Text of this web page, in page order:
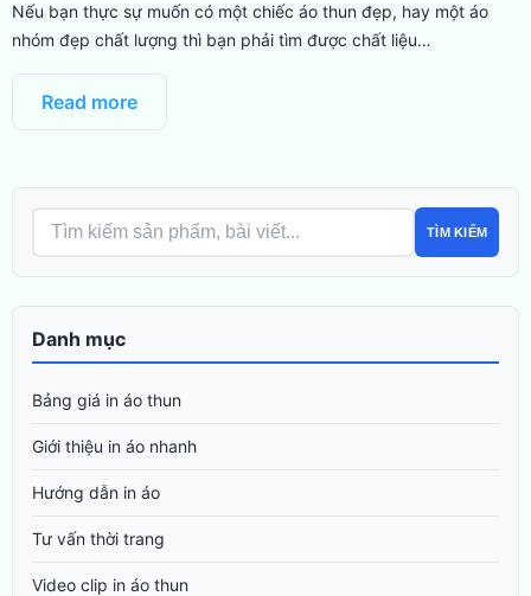
Nếu bạn thực sự muốn có một chiếc áo thun đẹp, hay một áo
nhóm đẹp chất lượng thì bạn phải tìm được chất liệu…
Read more
TÌM KIẾM
Danh mục
Bảng giá in áo thun
Giới thiệu in áo nhanh
Hướng dẫn in áo
Tư vấn thời trang
Video clip in áo thun